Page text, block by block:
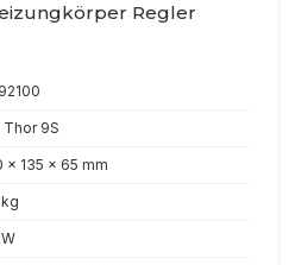
Regler
Thor 9S
x 135 x 65 mm
kg